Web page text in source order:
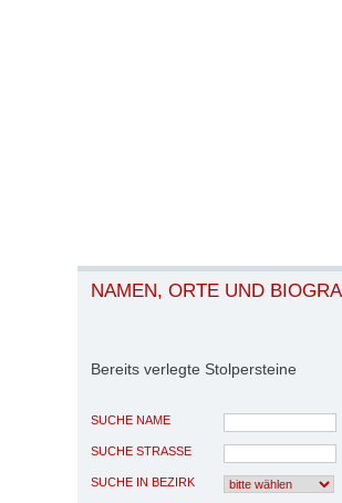
NAMEN, ORTE UND
Bereits verlegte Stolpersteine
SUCHE NAME
SUCHE STRASSE
SUCHE IN BEZIRK